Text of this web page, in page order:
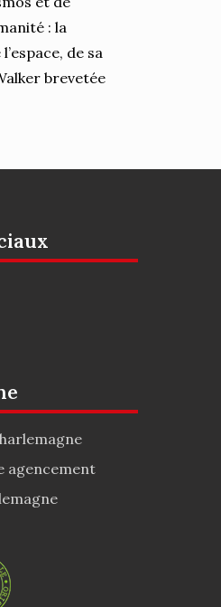
: la
de sa
brevetée
agencement